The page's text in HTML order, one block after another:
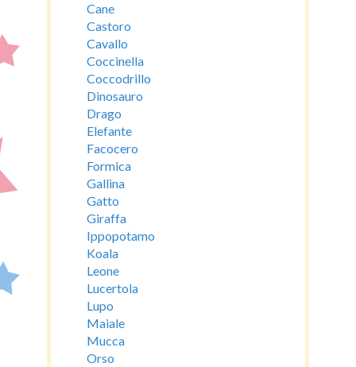
Cane
Castoro
Cavallo
Coccinella
Coccodrillo
Dinosauro
Drago
Elefante
Facocero
Formica
Gallina
Gatto
Giraffa
Ippopotamo
Koala
Leone
Lucertola
Lupo
Maiale
Mucca
Orso